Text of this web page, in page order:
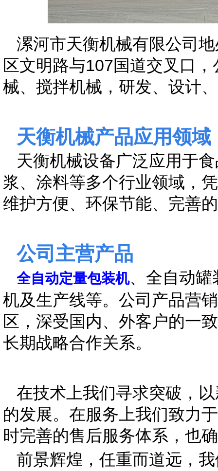
漯河市天衡机械有限公司
区文明路与107国道交叉口
械、搅拌机械，研发、设计
天衡机械产品应用领域
天衡机械设备广泛应用于
浆、涂料等多个行业领域，
维护方便、环保节能、完善
公司主营产品
全自动定量包装机、全自动罐
机及生产线等。公司产品营
区，深受国内、外客户的一
长期战略合作关系。
在技术上我们寻求突破，
的发展。在服务上我们致力
时完善的售后服务体系，也
前景辉煌，任重而道远，